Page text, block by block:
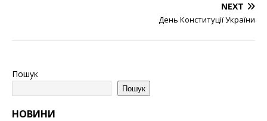
NEXT
День Конституції України
Пошук
Пошук
НОВИНИ